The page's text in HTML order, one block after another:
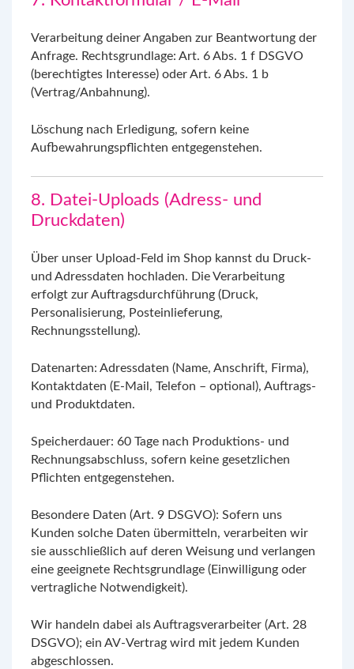
Verarbeitung deiner Angaben zur Beantwortung der
Anfrage. Rechtsgrundlage: Art. 6 Abs. 1 f DSGVO
(berechtigtes Interesse) oder Art. 6 Abs. 1 b
(Vertrag/Anbahnung).
Löschung nach Erledigung, sofern keine
Aufbewahrungspflichten entgegenstehen.
8. Datei-Uploads (Adress- und
Druckdaten)
Über unser Upload-Feld im Shop kannst du Druck-
und Adressdaten hochladen. Die Verarbeitung
erfolgt zur Auftragsdurchführung (Druck,
Personalisierung, Posteinlieferung,
Rechnungsstellung).
Datenarten: Adressdaten (Name, Anschrift, Firma),
Kontaktdaten (E-Mail, Telefon – optional), Auftrags-
und Produktdaten.
Speicherdauer: 60 Tage nach Produktions- und
Rechnungsabschluss, sofern keine gesetzlichen
Pflichten entgegenstehen.
Besondere Daten (Art. 9 DSGVO): Sofern uns
Kunden solche Daten übermitteln, verarbeiten wir
sie ausschließlich auf deren Weisung und verlangen
eine geeignete Rechtsgrundlage (Einwilligung oder
vertragliche Notwendigkeit).
Wir handeln dabei als Auftragsverarbeiter (Art. 28
DSGVO); ein AV-Vertrag wird mit jedem Kunden
abgeschlossen.